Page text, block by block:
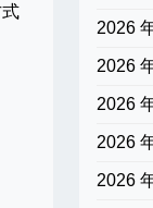
2026
2026
2026
2026
2026